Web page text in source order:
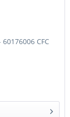
CFC